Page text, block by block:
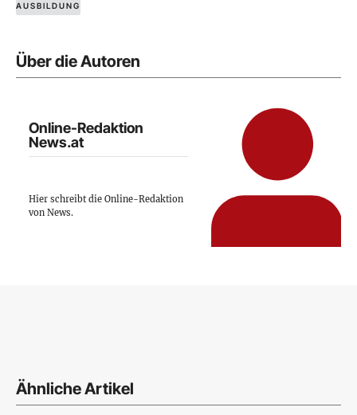
AUSBILDUNG
Über die Autoren
Online-Redaktion
News.at
Hier schreibt die Online-Redaktion
von News.
Ähnliche Artikel